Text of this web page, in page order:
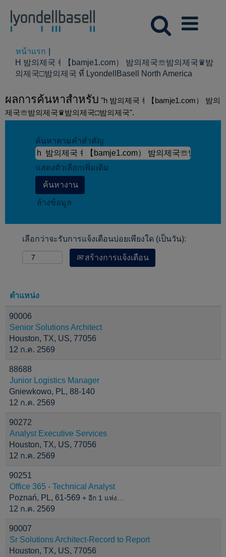
หน้าแรก
H 밤의제국ㅕ【bamje1.com） 밤의제국☏밤의제국♛밤
의제국□밤의제국 ที่ LyondellBasell North America
ผลการค้นหาสำหรับ "h 밤의제국ㅕ【bamje1.com） 밤의
제국☏밤의제국♛밤의제국□밤의제국".
ค้นหาตามคำสำคัญ
แสดงตัวเลือกเพิ่มเติม
ล้างข้อมูล
เลือกว่าจะรับการแจ้งเตือนบ่อยเพียงใด (เป็นวัน):
สร้างการแจ้งเตือน
ตำแหน่ง
90006
Senior Solutions Architect
Houston, TX, US, 77056
12 ก.ค. 2569
88688
Junior Logistics Manager
Gniewkowo, PL, 88-140
12 ก.ค. 2569
90272
Analyst Executive Services
Houston, TX, US, 77056
12 ก.ค. 2569
90251
Office 365 - Technical Analyst
Poznań, PL, 61-569 + อีก 1 แห่ง…
12 ก.ค. 2569
90007
Sr Solutions Architect-Record to Report
Houston, TX, US, 77056